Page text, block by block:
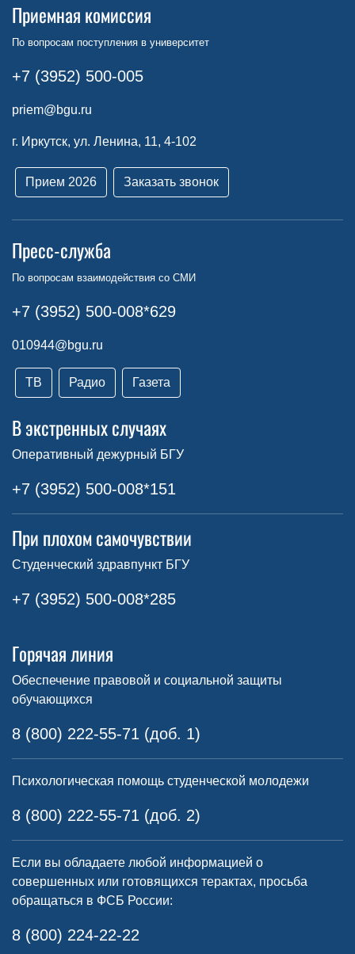
Приемная комиссия
По вопросам поступления в университет
+7 (3952) 500-005
priem@bgu.ru
г. Иркутск, ул. Ленина, 11, 4-102
Прием 2026 Заказать звонок
Пресс-служба
По вопросам взаимодействия со СМИ
+7 (3952) 500-008*629
010944@bgu.ru
ТВ Радио Газета
В экстренных случаях
Оперативный дежурный БГУ
+7 (3952) 500-008*151
При плохом самочувствии
Студенческий здравпункт БГУ
+7 (3952) 500-008*285
Горячая линия
Обеспечение правовой и социальной защиты
обучающихся
8 (800) 222-55-71 (доб. 1)
Психологическая помощь студенческой молодежи
8 (800) 222-55-71 (доб. 2)
Если вы обладаете любой информацией о
совершенных или готовящихся терактах, просьба
обращаться в ФСБ России:
8 (800) 224-22-22